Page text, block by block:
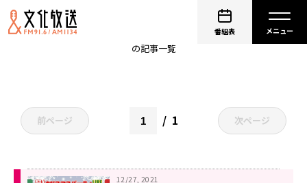
番組表
の記事一覧
前ページ 1 次ページ
12/27, 2021